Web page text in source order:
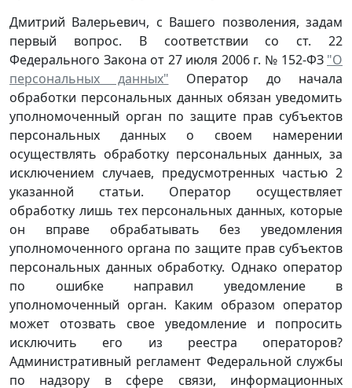
Дмитрий Валерьевич, с Вашего позволения, задам
первый вопрос. В соответствии со ст. 22
Федерального Закона от 27 июля 2006 г. № 152-ФЗ "О
персональных данных" Оператор до начала
обработки персональных данных обязан уведомить
уполномоченный орган по защите прав субъектов
персональных данных о своем намерении
осуществлять обработку персональных данных, за
исключением случаев, предусмотренных частью 2
указанной статьи. Оператор осуществляет
обработку лишь тех персональных данных, которые
он вправе обрабатывать без уведомления
уполномоченного органа по защите прав субъектов
персональных данных обработку. Однако оператор
по ошибке направил уведомление в
уполномоченный орган. Каким образом оператор
может отозвать свое уведомление и попросить
исключить его из реестра операторов?
Административный регламент Федеральной службы
по надзору в сфере связи, информационных